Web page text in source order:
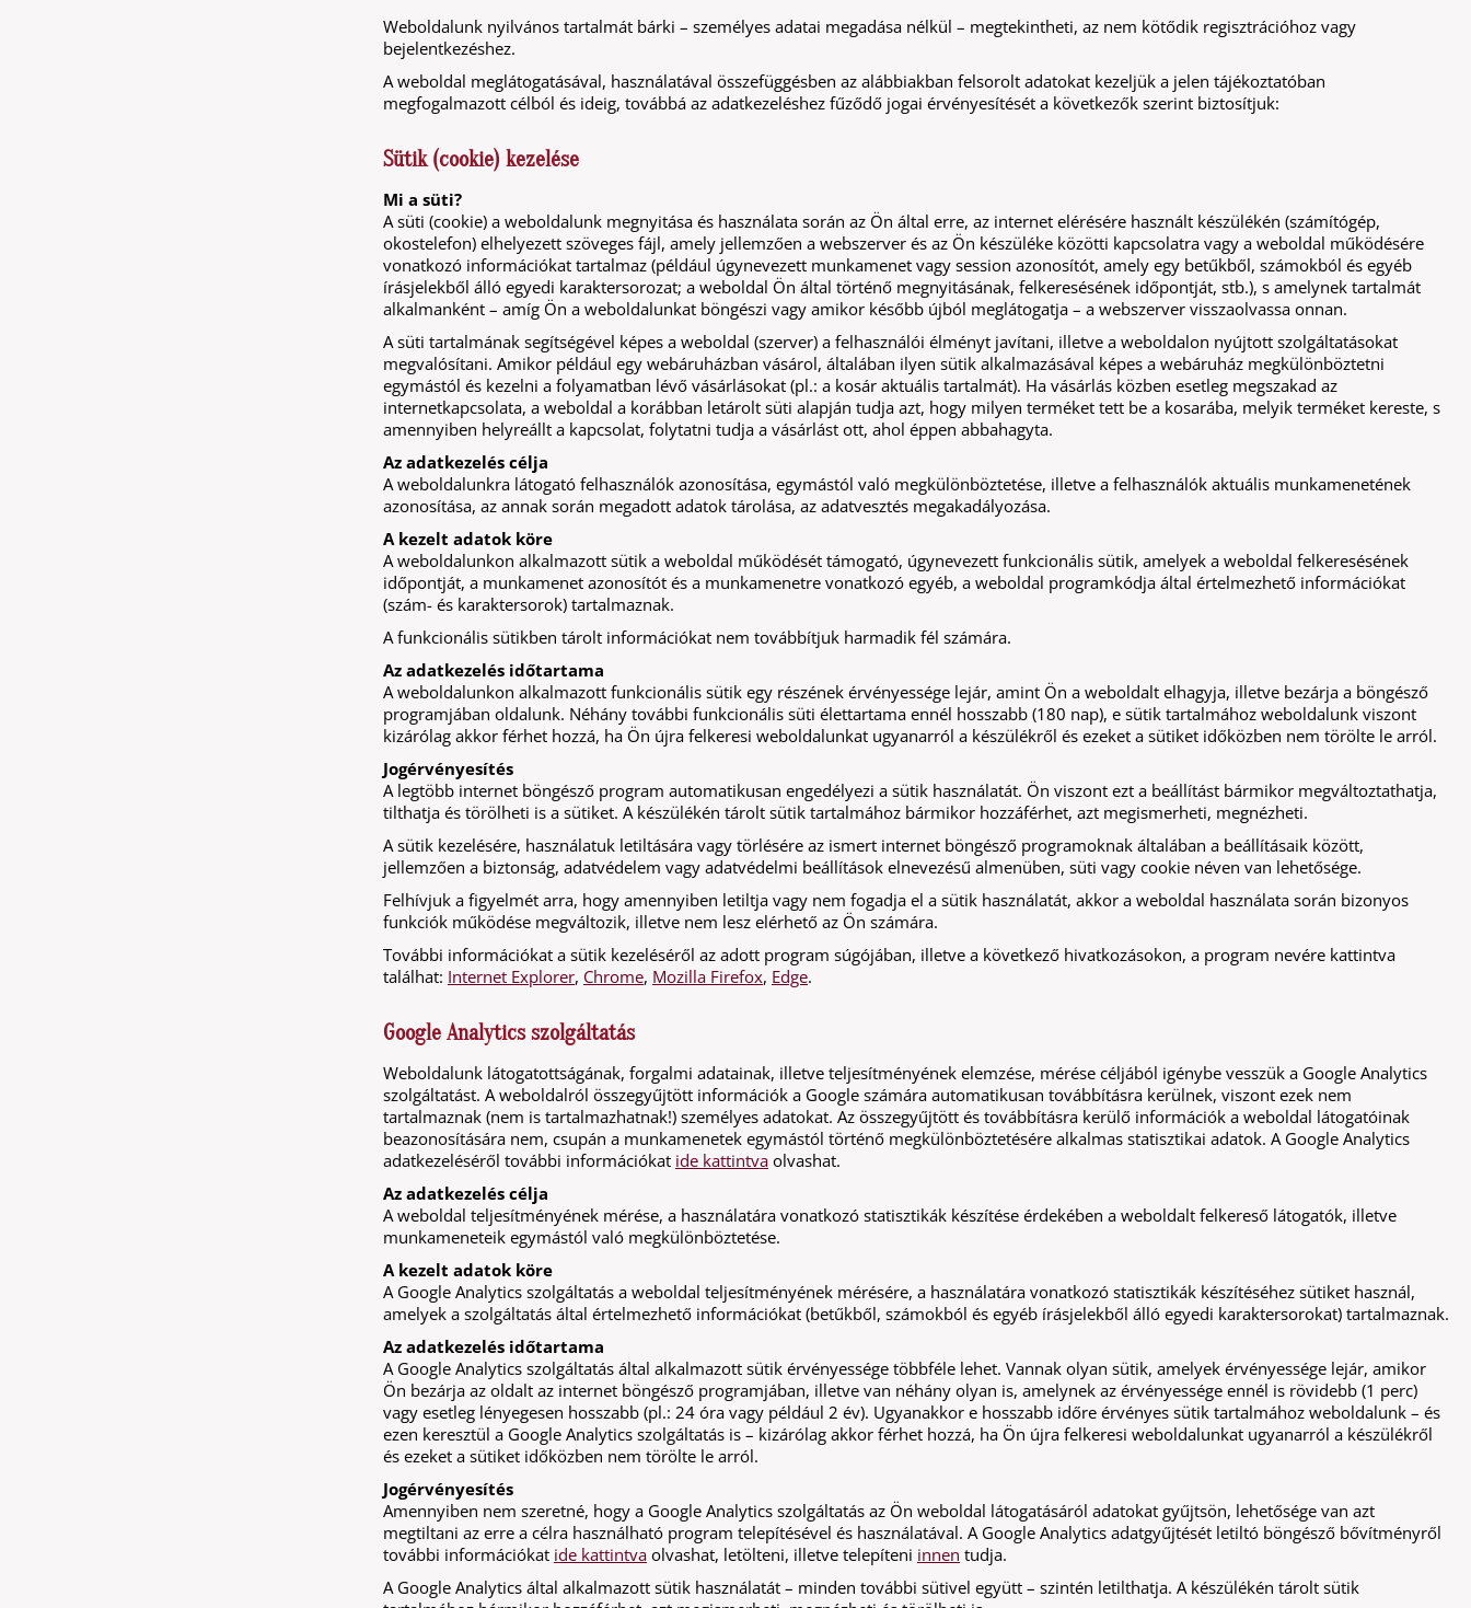
Weboldalunk nyilvános tartalmát bárki – személyes adatai megadása nélkül – megtekintheti, az nem kötődik regisztrációhoz vagy
bejelentkezéshez.
A weboldal meglátogatásával, használatával összefüggésben az alábbiakban felsorolt adatokat kezeljük a jelen tájékoztatóban
megfogalmazott célból és ideig, továbbá az adatkezeléshez fűződő jogai érvényesítését a következők szerint biztosítjuk:
Sütik (cookie) kezelése
Mi a süti?
A süti (cookie) a weboldalunk megnyitása és használata során az Ön által erre, az internet elérésére használt készülékén (számítógép,
okostelefon) elhelyezett szöveges fájl, amely jellemzően a webszerver és az Ön készüléke közötti kapcsolatra vagy a weboldal működésére
vonatkozó információkat tartalmaz (például úgynevezett munkamenet vagy session azonosítót, amely egy betűkből, számokból és egyéb
írásjelekből álló egyedi karaktersorozat; a weboldal Ön által történő megnyitásának, felkeresésének időpontját, stb.), s amelynek tartalmát
alkalmanként – amíg Ön a weboldalunkat böngészi vagy amikor később újból meglátogatja – a webszerver visszaolvassa onnan.
A süti tartalmának segítségével képes a weboldal (szerver) a felhasználói élményt javítani, illetve a weboldalon nyújtott szolgáltatásokat
megvalósítani. Amikor például egy webáruházban vásárol, általában ilyen sütik alkalmazásával képes a webáruház megkülönböztetni
egymástól és kezelni a folyamatban lévő vásárlásokat (pl.: a kosár aktuális tartalmát). Ha vásárlás közben esetleg megszakad az
internetkapcsolata, a weboldal a korábban letárolt süti alapján tudja azt, hogy milyen terméket tett be a kosarába, melyik terméket kereste, s
amennyiben helyreállt a kapcsolat, folytatni tudja a vásárlást ott, ahol éppen abbahagyta.
Az adatkezelés célja
A weboldalunkra látogató felhasználók azonosítása, egymástól való megkülönböztetése, illetve a felhasználók aktuális munkamenetének
azonosítása, az annak során megadott adatok tárolása, az adatvesztés megakadályozása.
A kezelt adatok köre
A weboldalunkon alkalmazott sütik a weboldal működését támogató, úgynevezett funkcionális sütik, amelyek a weboldal felkeresésének
időpontját, a munkamenet azonosítót és a munkamenetre vonatkozó egyéb, a weboldal programkódja által értelmezhető információkat
(szám- és karaktersorok) tartalmaznak.
A funkcionális sütikben tárolt információkat nem továbbítjuk harmadik fél számára.
Az adatkezelés időtartama
A weboldalunkon alkalmazott funkcionális sütik egy részének érvényessége lejár, amint Ön a weboldalt elhagyja, illetve bezárja a böngésző
programjában oldalunk. Néhány további funkcionális süti élettartama ennél hosszabb (180 nap), e sütik tartalmához weboldalunk viszont
kizárólag akkor férhet hozzá, ha Ön újra felkeresi weboldalunkat ugyanarról a készülékről és ezeket a sütiket időközben nem törölte le arról.
Jogérvényesítés
A legtöbb internet böngésző program automatikusan engedélyezi a sütik használatát. Ön viszont ezt a beállítást bármikor megváltoztathatja,
tilthatja és törölheti is a sütiket. A készülékén tárolt sütik tartalmához bármikor hozzáférhet, azt megismerheti, megnézheti.
A sütik kezelésére, használatuk letiltására vagy törlésére az ismert internet böngésző programoknak általában a beállításaik között,
jellemzően a biztonság, adatvédelem vagy adatvédelmi beállítások elnevezésű almenüben, süti vagy cookie néven van lehetősége.
Felhívjuk a figyelmét arra, hogy amennyiben letiltja vagy nem fogadja el a sütik használatát, akkor a weboldal használata során bizonyos
funkciók működése megváltozik, illetve nem lesz elérhető az Ön számára.
További információkat a sütik kezeléséről az adott program súgójában, illetve a következő hivatkozásokon, a program nevére kattintva
találhat: Internet Explorer, Chrome, Mozilla Firefox, Edge.
Google Analytics szolgáltatás
Weboldalunk látogatottságának, forgalmi adatainak, illetve teljesítményének elemzése, mérése céljából igénybe vesszük a Google Analytics
szolgáltatást. A weboldalról összegyűjtött információk a Google számára automatikusan továbbításra kerülnek, viszont ezek nem
tartalmaznak (nem is tartalmazhatnak!) személyes adatokat. Az összegyűjtött és továbbításra kerülő információk a weboldal látogatóinak
beazonosítására nem, csupán a munkamenetek egymástól történő megkülönböztetésére alkalmas statisztikai adatok. A Google Analytics
adatkezeléséről további információkat ide kattintva olvashat.
Az adatkezelés célja
A weboldal teljesítményének mérése, a használatára vonatkozó statisztikák készítése érdekében a weboldalt felkereső látogatók, illetve
munkameneteik egymástól való megkülönböztetése.
A kezelt adatok köre
A Google Analytics szolgáltatás a weboldal teljesítményének mérésére, a használatára vonatkozó statisztikák készítéséhez sütiket használ,
amelyek a szolgáltatás által értelmezhető információkat (betűkből, számokból és egyéb írásjelekből álló egyedi karaktersorokat) tartalmaznak.
Az adatkezelés időtartama
A Google Analytics szolgáltatás által alkalmazott sütik érvényessége többféle lehet. Vannak olyan sütik, amelyek érvényessége lejár, amikor
Ön bezárja az oldalt az internet böngésző programjában, illetve van néhány olyan is, amelynek az érvényessége ennél is rövidebb (1 perc)
vagy esetleg lényegesen hosszabb (pl.: 24 óra vagy például 2 év). Ugyanakkor e hosszabb időre érvényes sütik tartalmához weboldalunk – és
ezen keresztül a Google Analytics szolgáltatás is – kizárólag akkor férhet hozzá, ha Ön újra felkeresi weboldalunkat ugyanarról a készülékről
és ezeket a sütiket időközben nem törölte le arról.
Jogérvényesítés
Amennyiben nem szeretné, hogy a Google Analytics szolgáltatás az Ön weboldal látogatásáról adatokat gyűjtsön, lehetősége van azt
megtiltani az erre a célra használható program telepítésével és használatával. A Google Analytics adatgyűjtését letiltó böngésző bővítményről
további információkat ide kattintva olvashat, letölteni, illetve telepíteni innen tudja.
A Google Analytics által alkalmazott sütik használatát – minden további sütivel együtt – szintén letilthatja. A készülékén tárolt sütik